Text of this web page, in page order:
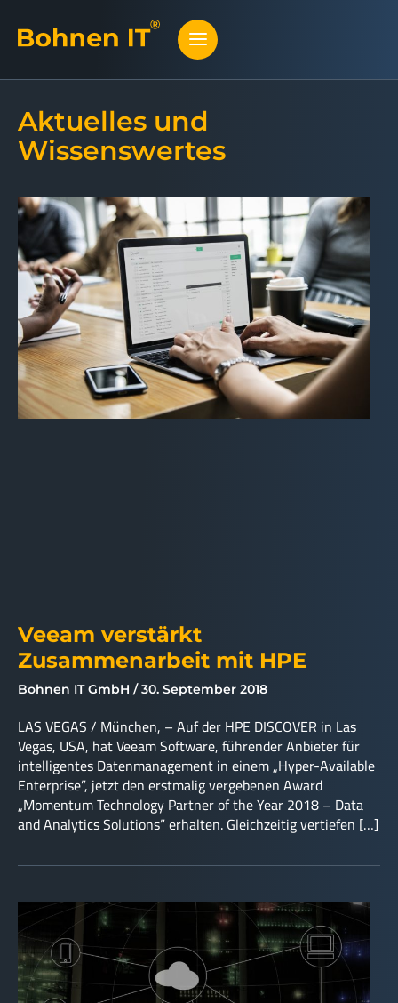
Aktuelles und
Wissenswertes
Veeam verstärkt
Zusammenarbeit mit HPE
Bohnen IT GmbH 30. September 2018
LAS VEGAS / München, – Auf der HPE DISCOVER in Las
Vegas, USA, hat Veeam Software, führender Anbieter für
intelligentes Datenmanagement in einem „Hyper-Available
Enterprise”, jetzt den erstmalig vergebenen Award
„Momentum Technology Partner of the Year 2018 – Data
and Analytics Solutions” erhalten. Gleichzeitig vertiefen […]